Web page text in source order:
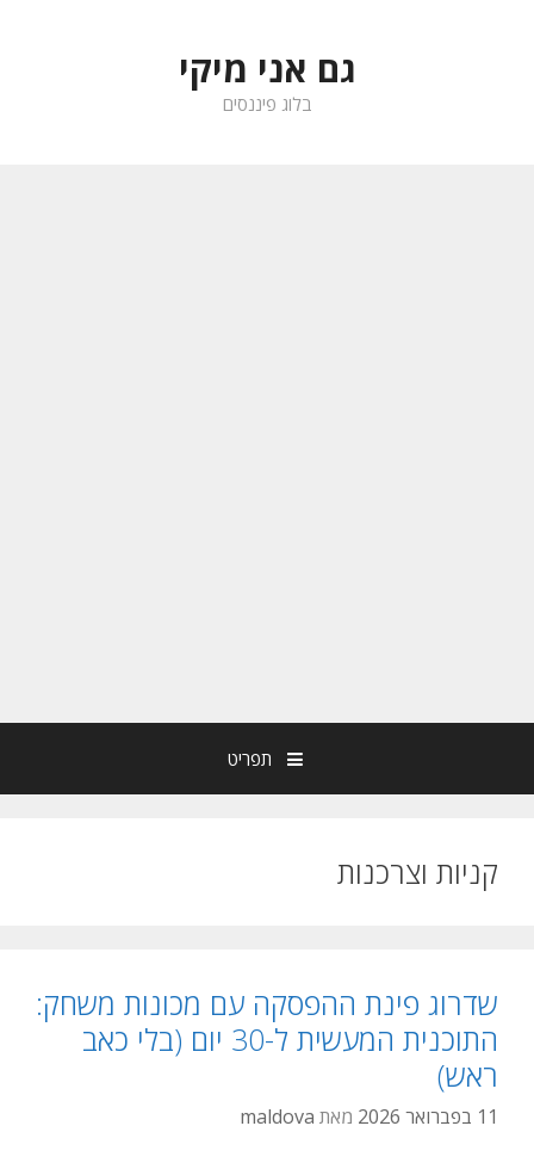
גם אני מיקי
בלוג פיננסים
תפריט
קניות וצרכנות
שדרוג פינת ההפסקה עם מכונות משחק:
התוכנית המעשית ל-30 יום (בלי כאב
ראש)
11 בפברואר 2026 מאת maldova